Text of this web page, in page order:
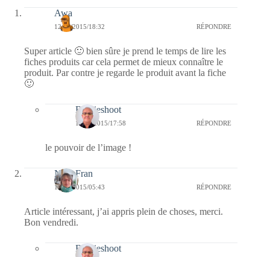
Awa
12/06/2015/18:32 RÉPONDRE
Super article 🙂 bien sûre je prend le temps de lire les
fiches produits car cela permet de mieux connaître le
produit. Par contre je regarde le produit avant la fiche
🙂
Bernieshoot
17/06/2015/17:58 RÉPONDRE
le pouvoir de l’image !
NanyFran
12/06/2015/05:43 RÉPONDRE
Article intéressant, j’ai appris plein de choses, merci.
Bon vendredi.
Bernieshoot